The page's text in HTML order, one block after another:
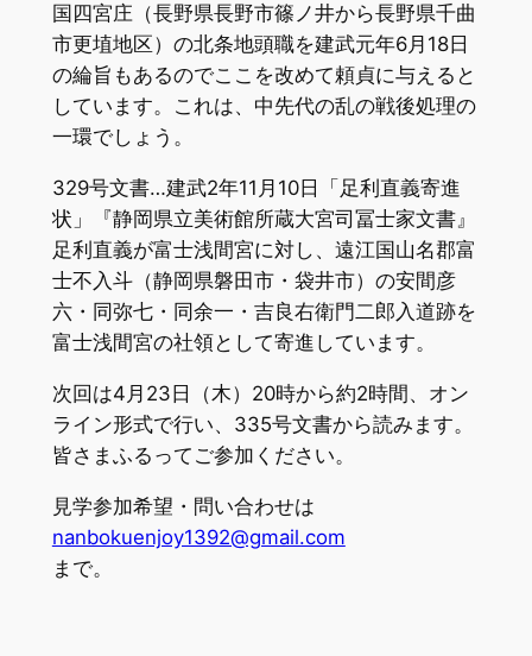
国四宮庄（長野県長野市篠ノ井から長野県千曲
市更埴地区）の北条地頭職を建武元年6月18日
の綸旨もあるのでここを改めて頼貞に与えると
しています。これは、中先代の乱の戦後処理の
一環でしょう。
329号文書…建武2年11月10日「足利直義寄進
状」『静岡県立美術館所蔵大宮司冨士家文書』
足利直義が富士浅間宮に対し、遠江国山名郡富
士不入斗（静岡県磐田市・袋井市）の安間彦
六・同弥七・同余一・吉良右衛門二郎入道跡を
富士浅間宮の社領として寄進しています。
次回は4月23日（木）20時から約2時間、オン
ライン形式で行い、335号文書から読みます。
皆さまふるってご参加ください。
見学参加希望・問い合わせは
nanbokuenjoy1392@gmail.com
まで。